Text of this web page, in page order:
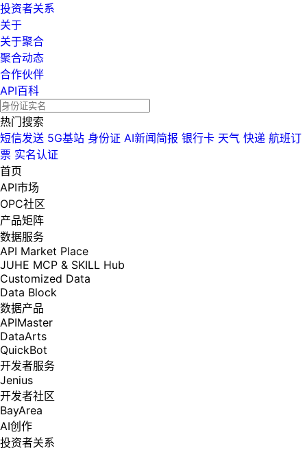
投资者关系
关于
关于聚合
聚合动态
合作伙伴
API百科
热门搜索
短信发送 5G基站 身份证 AI新闻简报 银行卡 天气 快递 航班订
票 实名认证
首页
API市场
OPC社区
产品矩阵
数据服务
API Market Place
JUHE MCP & SKILL Hub
Customized Data
Data Block
数据产品
APIMaster
DataArts
QuickBot
开发者服务
Jenius
开发者社区
BayArea
AI创作
投资者关系